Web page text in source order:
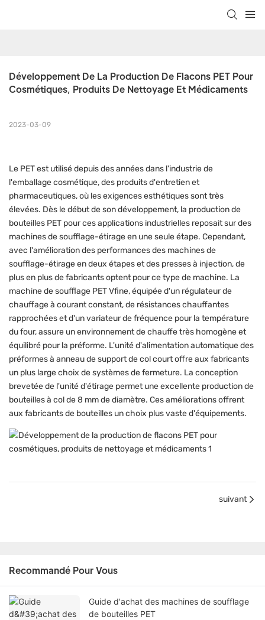
Développement De La Production De Flacons PET Pour
Cosmétiques, Produits De Nettoyage Et Médicaments
2023-03-09
Le PET est utilisé depuis des années dans l'industrie de
l'emballage cosmétique, des produits d'entretien et
pharmaceutiques, où les exigences esthétiques sont très
élevées. Dès le début de son développement, la production de
bouteilles PET pour ces applications industrielles reposait sur des
machines de soufflage-étirage en une seule étape. Cependant,
avec l'amélioration des performances des machines de
soufflage-étirage en deux étapes et des presses à injection, de
plus en plus de fabricants optent pour ce type de machine. La
machine de soufflage PET Vfine, équipée d'un régulateur de
chauffage à courant constant, de résistances chauffantes
rapprochées et d'un variateur de fréquence pour la température
du four, assure un environnement de chauffe très homogène et
équilibré pour la préforme. L'unité d'alimentation automatique des
préformes à anneau de support de col court offre aux fabricants
un plus large choix de systèmes de fermeture. La conception
brevetée de l'unité d'étirage permet une excellente production de
bouteilles à col de 8 mm de diamètre. Ces améliorations offrent
aux fabricants de bouteilles un choix plus vaste d'équipements.
suivant
Recommandé Pour Vous
Guide d'achat des machines de soufflage
de bouteilles PET